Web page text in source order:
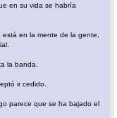
en su vida se habría
en la mente de la gente,
la banda.
ir cedido.
parece que se ha bajado el